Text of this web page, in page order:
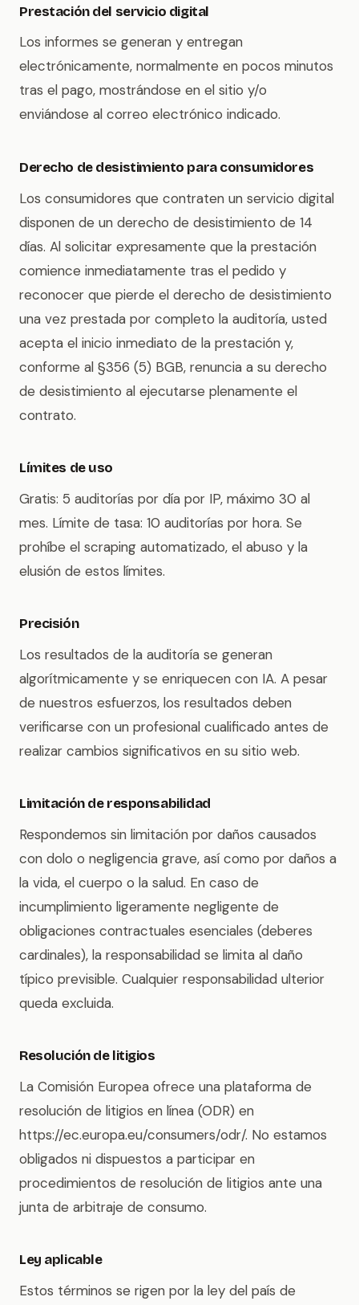
Prestación del servicio digital
Los informes se generan y entregan
electrónicamente, normalmente en pocos minutos
tras el pago, mostrándose en el sitio y/o
enviándose al correo electrónico indicado.
Derecho de desistimiento para consumidores
Los consumidores que contraten un servicio digital
disponen de un derecho de desistimiento de 14
días. Al solicitar expresamente que la prestación
comience inmediatamente tras el pedido y
reconocer que pierde el derecho de desistimiento
una vez prestada por completo la auditoría, usted
acepta el inicio inmediato de la prestación y,
conforme al §356 (5) BGB, renuncia a su derecho
de desistimiento al ejecutarse plenamente el
contrato.
Límites de uso
Gratis: 5 auditorías por día por IP, máximo 30 al
mes. Límite de tasa: 10 auditorías por hora. Se
prohíbe el scraping automatizado, el abuso y la
elusión de estos límites.
Precisión
Los resultados de la auditoría se generan
algorítmicamente y se enriquecen con IA. A pesar
de nuestros esfuerzos, los resultados deben
verificarse con un profesional cualificado antes de
realizar cambios significativos en su sitio web.
Limitación de responsabilidad
Respondemos sin limitación por daños causados
con dolo o negligencia grave, así como por daños a
la vida, el cuerpo o la salud. En caso de
incumplimiento ligeramente negligente de
obligaciones contractuales esenciales (deberes
cardinales), la responsabilidad se limita al daño
típico previsible. Cualquier responsabilidad ulterior
queda excluida.
Resolución de litigios
La Comisión Europea ofrece una plataforma de
resolución de litigios en línea (ODR) en
https://ec.europa.eu/consumers/odr/. No estamos
obligados ni dispuestos a participar en
procedimientos de resolución de litigios ante una
junta de arbitraje de consumo.
Ley aplicable
Estos términos se rigen por la ley del país de